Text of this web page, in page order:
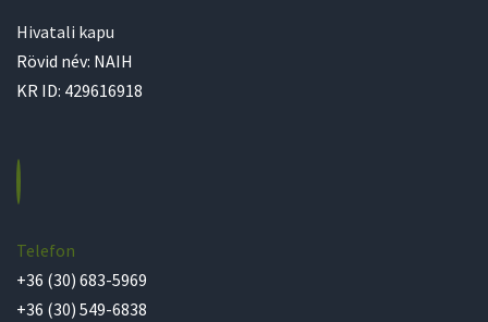
Hivatali kapu
Rövid név: NAIH
KR ID: 429616918
Telefon
+36 (30) 683-5969
+36 (30) 549-6838